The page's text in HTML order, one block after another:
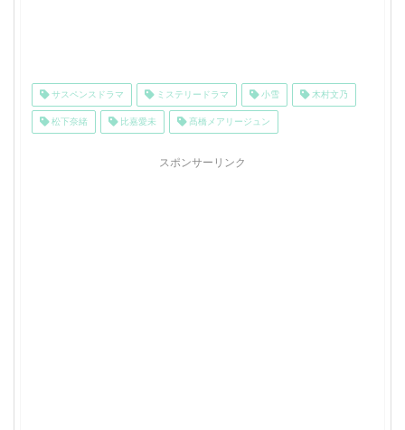
サスペンスドラマ ミステリードラマ 小雪 木村文乃
松下奈緒 比嘉愛未 髙橋メアリージュン
スポンサーリンク